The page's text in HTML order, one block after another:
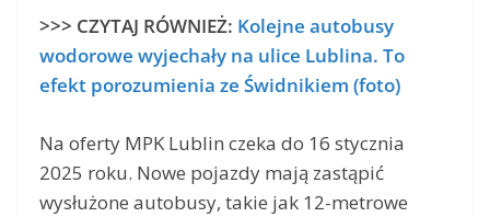
>>> CZYTAJ RÓWNIEŻ: Kolejne autobusy
wodorowe wyjechały na ulice Lublina. To
efekt porozumienia ze Świdnikiem (foto)
Na oferty MPK Lublin czeka do 16 stycznia
2025 roku. Nowe pojazdy mają zastąpić
wysłużone autobusy, takie jak 12-metrowe